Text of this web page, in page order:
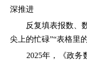
深推进
反复填表报数、数
尖上的忙碌”“表格里
2025年，《政务